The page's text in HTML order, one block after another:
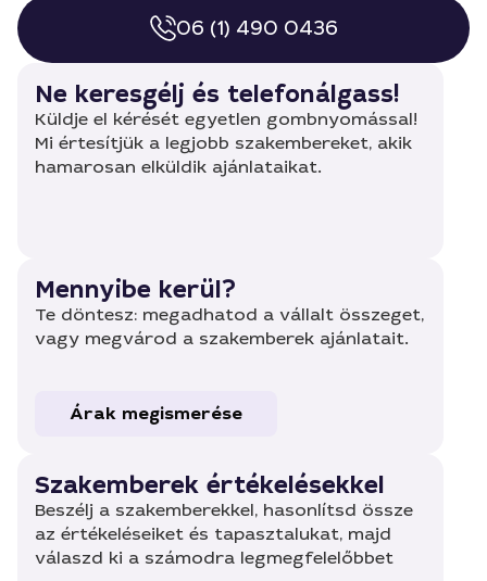
06 (1) 490 0436
Ne keresgélj és telefonálgass!
Küldje el kérését egyetlen gombnyomással!
Mi értesítjük a legjobb szakembereket, akik
hamarosan elküldik ajánlataikat.
Mennyibe kerül?
Te döntesz: megadhatod a vállalt összeget,
vagy megvárod a szakemberek ajánlatait.
Árak megismerése
Szakemberek értékelésekkel
Beszélj a szakemberekkel, hasonlítsd össze
az értékeléseiket és tapasztalukat, majd
válaszd ki a számodra legmegfelelőbbet